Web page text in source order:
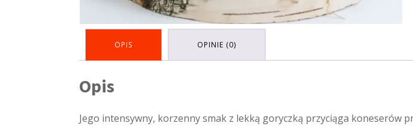
OPIS OPINIE (0)
Opis
Jego intensywny, korzenny smak z lekką goryczką przyciąga